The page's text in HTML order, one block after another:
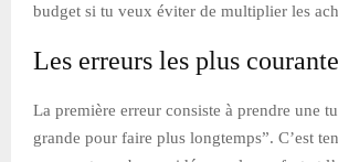
budget si tu veux éviter de multiplier les
Les erreurs les plus
La première erreur consiste à prendre une
grande pour faire plus longtemps”. C’est